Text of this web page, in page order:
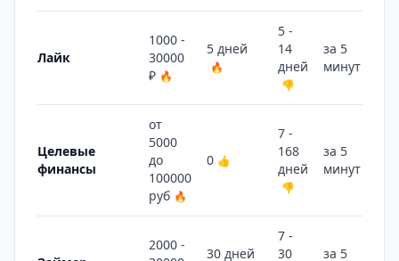
Лайк
1000 -
30000
₽ 🔥
5 дней
🔥
5 -
14
дней
👎
за 5
минут
Целевые
финансы
от
5000
до
100000
руб 🔥
0 👍
7 -
168
дней
👎
за 5
минут
2000 -
30 дней
7 -
30
за 5